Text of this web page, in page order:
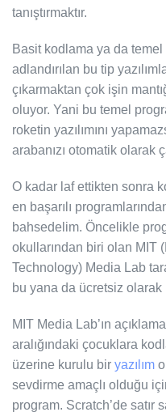
tanıştırmaktır.
Basit kodlama ya da
adlandırılan bu tip
çıkarmaktan çok işin
oluyor. Yani bu temel
roketin yazılımını
arabanızı otomatik olarak
O kadar laf ettikten sonra
en başarılı
bahsedelim. Öncelikle
okullarından biri olan MIT
Technology) Media Lab
bu yana da ücretsiz olarak
MIT Media Lab’ın
aralığındaki çocuklara
üzerine kurulu bir yazılım
sevdirme amaçlı olduğu
program. Scratch’de satır